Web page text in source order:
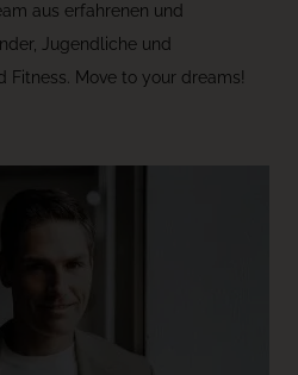
aus erfahrenen und
Jugendliche und
Fitness. Move to your dreams!